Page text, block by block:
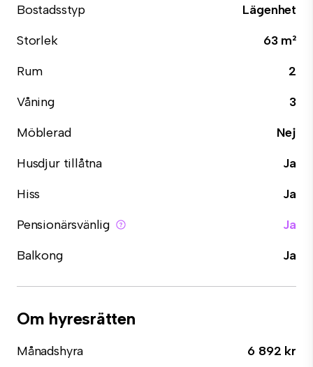
Bostadsstyp
Lägenhet
Storlek
63 m²
Rum
2
Våning
3
Möblerad
Nej
Husdjur tillåtna
Ja
Hiss
Ja
Pensionärsvänlig
Ja
Balkong
Ja
Om hyresrätten
Månadshyra
6 892 kr